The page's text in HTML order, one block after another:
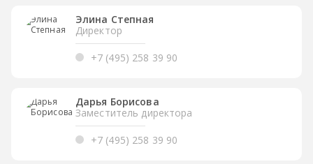
Элина Степная
Директор
+7 (495) 258 39 90
Дарья Борисова
Заместитель директора
+7 (495) 258 39 90